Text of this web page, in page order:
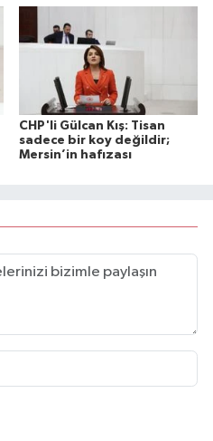
CHP'li Gülcan Kış: Tisan
sadece bir koy değildir;
Mersin’in hafızası